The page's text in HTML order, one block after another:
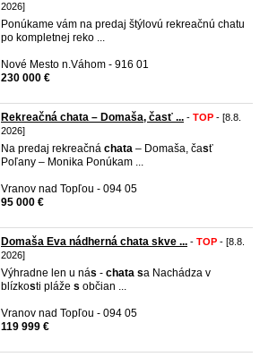
2026]
Ponúkame vám na predaj štýlovú rekreačnú chatu
po kompletnej reko ...
Nové Mesto n.Váhom - 916 01
230 000 €
Rekreačná chata – Domaša, časť ... - TOP - [8.8.
2026]
Na predaj rekreačná chata – Domaša, časť
Poľany – Monika Ponúkam ...
Vranov nad Topľou - 094 05
95 000 €
Domaša Eva nádherná chata skve ... - TOP - [8.8.
2026]
Výhradne len u nás - chata sa Nachádza v
blízkosti pláže s občian ...
Vranov nad Topľou - 094 05
119 999 €